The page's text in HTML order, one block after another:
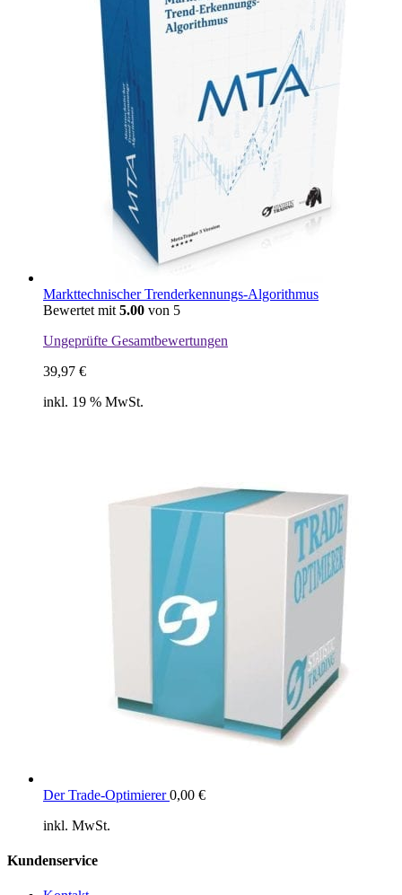
Markttechnischer Trenderkennungs-Algorithmus
Bewertet mit 5.00 von 5
Ungeprüfte Gesamtbewertungen
39,97 €
inkl. 19 % MwSt.
Der Trade-Optimierer 0,00 €
inkl. MwSt.
Kundenservice